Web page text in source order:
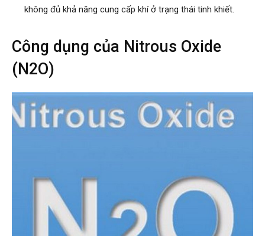
không đủ khả năng cung cấp khí ở trạng thái tinh khiết.
Công dụng của Nitrous Oxide
(N2O)